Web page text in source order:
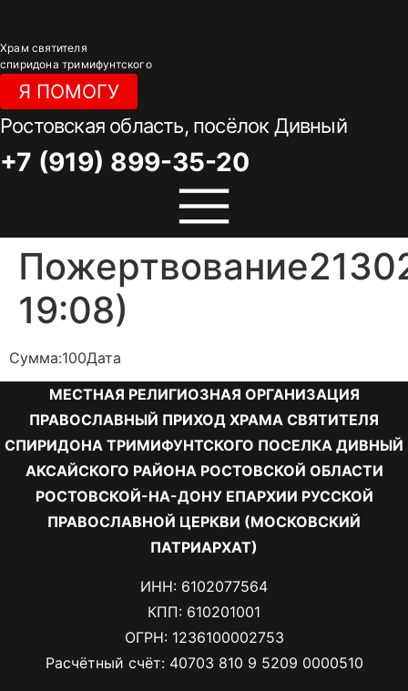
содержимому
Храм святителя
спиридона тримифунтского
Я ПОМОГУ
Ростовская область, посёлок Дивный
+7 (919) 899-35-20
19:08)
Сумма:100Дата
МЕСТНАЯ РЕЛИГИОЗНАЯ ОРГАНИЗАЦИЯ
ПРАВОСЛАВНЫЙ ПРИХОД ХРАМА СВЯТИТЕЛЯ
СПИРИДОНА ТРИМИФУНТСКОГО ПОСЕЛКА ДИВНЫЙ
АКСАЙСКОГО РАЙОНА РОСТОВСКОЙ ОБЛАСТИ
РОСТОВСКОЙ-НА-ДОНУ ЕПАРХИИ РУССКОЙ
ПРАВОСЛАВНОЙ ЦЕРКВИ (МОСКОВСКИЙ
ПАТРИАРХАТ)
ИНН: 6102077564
КПП: 610201001
ОГРН: 1236100002753
Расчётный счёт: 40703 810 9 5209 0000510